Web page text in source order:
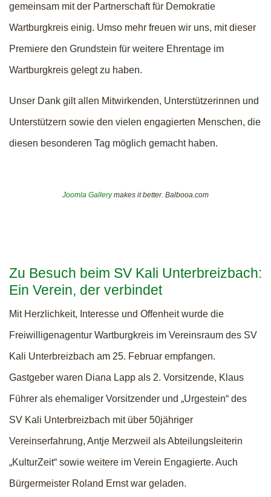
gemeinsam mit der Partnerschaft für Demokratie
Wartburgkreis einig. Umso mehr freuen wir uns, mit dieser
Premiere den Grundstein für weitere Ehrentage im
Wartburgkreis gelegt zu haben.
Unser Dank gilt allen Mitwirkenden, Unterstützerinnen und
Unterstützern sowie den vielen engagierten Menschen, die
diesen besonderen Tag möglich gemacht haben.
Joomla Gallerymakes it better. Balbooa.com
Zu Besuch beim SV Kali Unterbreizbach:
Ein Verein, der verbindet
Mit Herzlichkeit, Interesse und Offenheit wurde die
Freiwilligenagentur Wartburgkreis im Vereinsraum des SV
Kali Unterbreizbach am 25. Februar empfangen.
Gastgeber waren Diana Lapp als 2. Vorsitzende, Klaus
Führer als ehemaliger Vorsitzender und „Urgestein“ des
SV Kali Unterbreizbach mit über 50jähriger
Vereinserfahrung, Antje Merzweil als Abteilungsleiterin
„KulturZeit“ sowie weitere im Verein Engagierte. Auch
Bürgermeister Roland Ernst war geladen.